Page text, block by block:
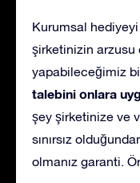
Kurumsal hediyeyi
şirketinizin arzusu
yapabileceğimiz
talebini onlara
şey şirketinize ve
sınırsız
olmanız garanti.